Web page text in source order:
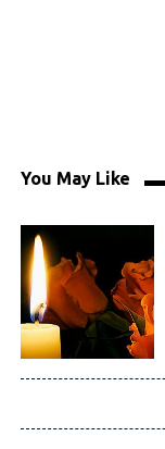
You May Like